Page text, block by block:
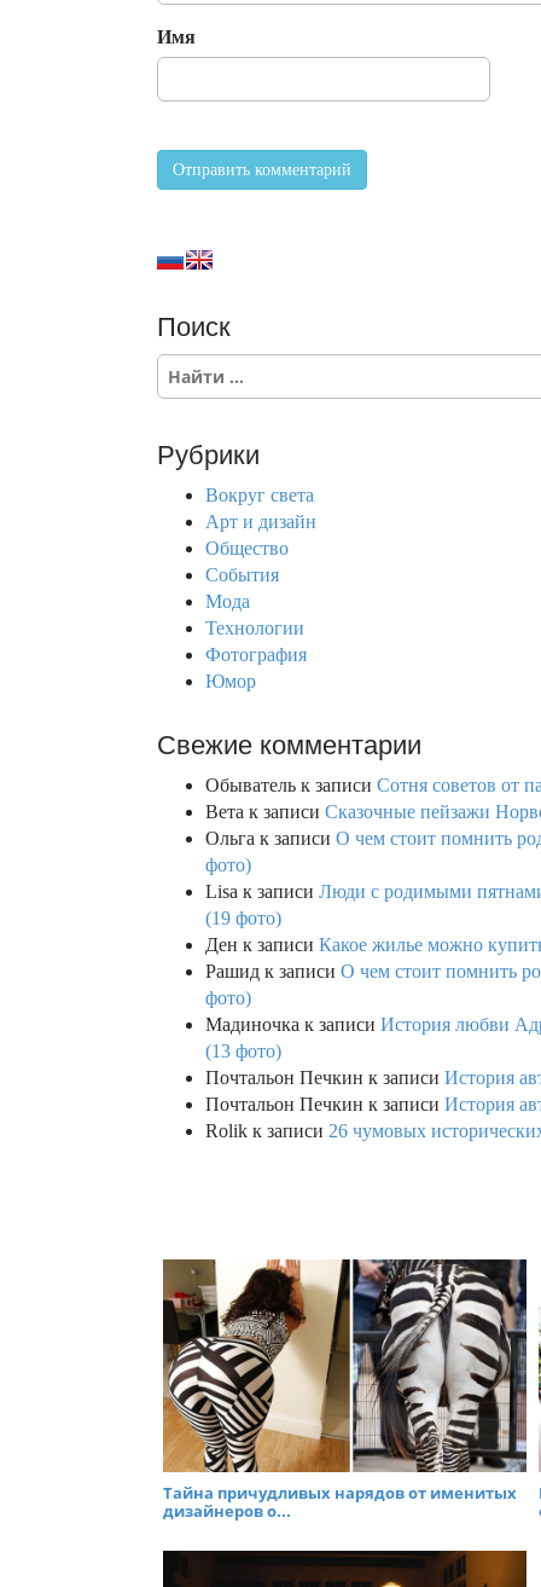
Имя
Поиск
S
e
c
Рубрики
Вокруг света
Арт и дизайн
Общество
События
Мода
Технологии
Фотография
Юмор
Свежие комментарии
Обыватель к записи Сотня советов от
Вета к записи Сказочные пейзажи
Ольга к записи О чем стоит помнить
фото)
Lisa к записи Люди с родимыми
(19 фото)
Ден к записи Какое жилье можно
Рашид к записи О чем стоит помнить
фото)
Мадиночка к записи История любви
(13 фото)
Почтальон Печкин к записи История
Почтальон Печкин к записи История
Rolik к записи 26 чумовых
Тайна причудливых нарядов от именитых
дизайнеров о...